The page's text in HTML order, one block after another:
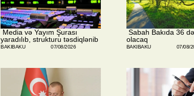
​ Media və Yayım Şurası
yaradılıb, strukturu təsdiqlənib
BAKIBAKU 07/08/2026
Sabah Bakıda 36
olacaq
BAKIBAKU 07/08/